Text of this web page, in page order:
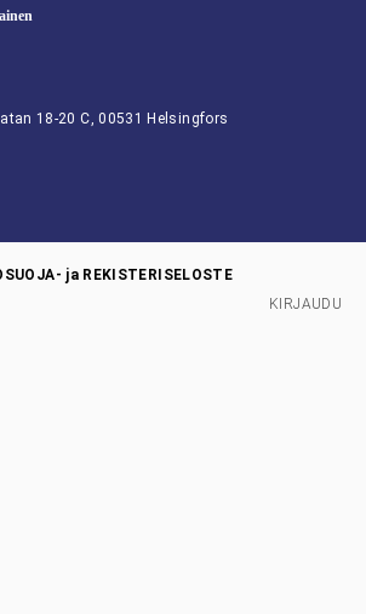
18-20 C, 00531 Helsingfors
ja REKISTERISELOSTE
KIRJAUDU